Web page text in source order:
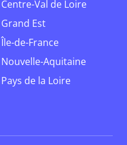
Centre-Val de Loire
Grand Est
Île-de-France
Nouvelle-Aquitaine
Pays de la Loire